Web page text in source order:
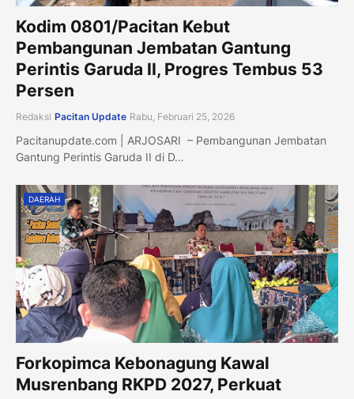
Kodim 0801/Pacitan Kebut
Pembangunan Jembatan Gantung
Perintis Garuda II, Progres Tembus 53
Persen
Redaksi Pacitan Update Rabu, Februari 25, 2026
Pacitanupdate.com | ARJOSARI – Pembangunan Jembatan
Gantung Perintis Garuda II di D…
DAERAH
Forkopimca Kebonagung Kawal
Musrenbang RKPD 2027, Perkuat